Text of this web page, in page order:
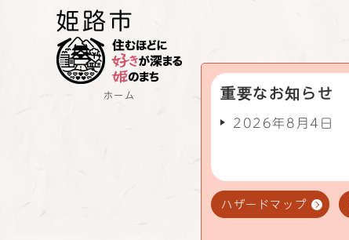
ホーム 重要なお知らせ
2026年8月4日
ハザードマップ